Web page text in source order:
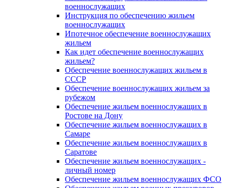
военнослужащих
Инструкция по обеспечению жильем
военнослужащих
Ипотечное обеспечение военнослужащих
жильем
Как идет обеспечение военнослужащих
жильем?
Обеспечение военнослужащих жильем в
СССР
Обеспечение военнослужащих жильем за
рубежом
Обеспечение жильем военнослужащих в
Ростове на Дону
Обеспечение жильем военнослужащих в
Самаре
Обеспечение жильем военнослужащих в
Саратове
Обеспечение жильем военнослужащих -
личный номер
Обеспечение жильем военнослужащих ФСО